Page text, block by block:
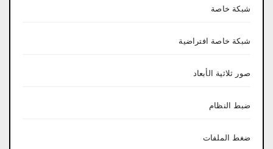
شبكة خاصة
شبكة خاصة افتراضية
صور ثلاثية الأبعاد
ضبط النظام
ضغط الملفات